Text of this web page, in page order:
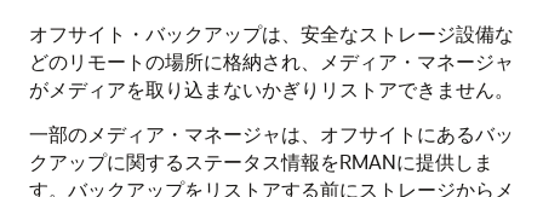
オフサイト・バックアップは、安全なストレージ設備な
どのリモートの場所に格納され、メディア・マネージャ
がメディアを取り込まないかぎりリストアできません。
一部のメディア・マネージャは、オフサイトにあるバッ
クアップに関するステータス情報をRMANに提供しま
す。バックアップをリストアする前にストレージからメ